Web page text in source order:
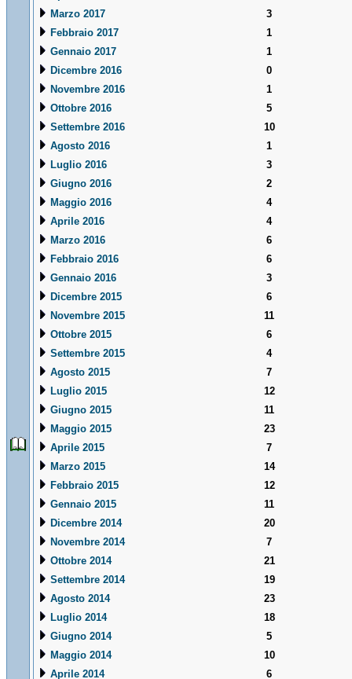
Marzo 2017
3
Febbraio 2017
1
Gennaio 2017
1
Dicembre 2016
0
Novembre 2016
1
Ottobre 2016
5
Settembre 2016
10
Agosto 2016
1
Luglio 2016
3
Giugno 2016
2
Maggio 2016
4
Aprile 2016
4
Marzo 2016
6
Febbraio 2016
6
Gennaio 2016
3
Dicembre 2015
6
Novembre 2015
11
Ottobre 2015
6
Settembre 2015
4
Agosto 2015
7
Luglio 2015
12
Giugno 2015
11
Maggio 2015
23
Aprile 2015
7
Marzo 2015
14
Febbraio 2015
12
Gennaio 2015
11
Dicembre 2014
20
Novembre 2014
7
Ottobre 2014
21
Settembre 2014
19
Agosto 2014
23
Luglio 2014
18
Giugno 2014
5
Maggio 2014
10
Aprile 2014
6